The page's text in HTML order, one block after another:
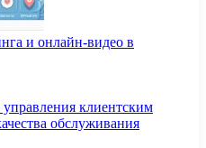
и онлайн-видео в
клиентским
обслуживания